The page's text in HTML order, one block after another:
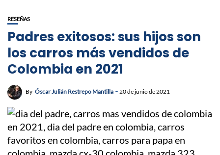
RESEÑAS
Padres exitosos: sus hijos son
los carros más vendidos de
Colombia en 2021
By Óscar Julián Restrepo Mantilla 20 de junio de 2021